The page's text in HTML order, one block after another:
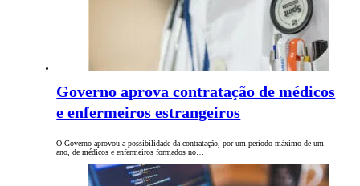
Governo aprova contratação de médicos
e enfermeiros estrangeiros
O Governo aprovou a possibilidade da contratação, por um período máximo de um
ano, de médicos e enfermeiros formados no…